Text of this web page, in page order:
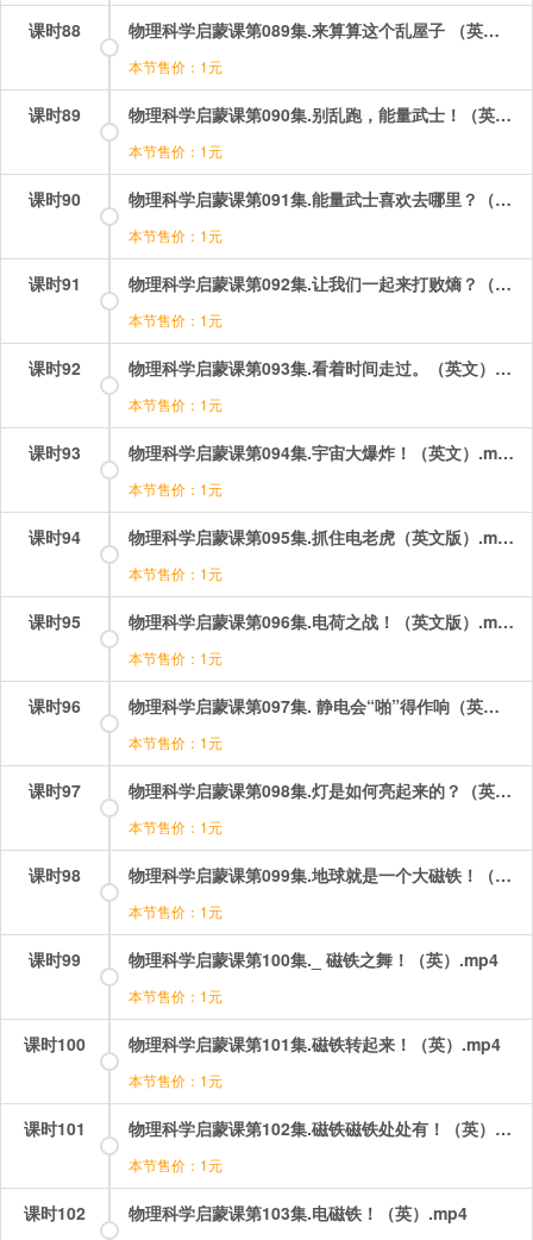
课时88 物理科学启蒙课第089集.来算算这个乱屋子 （英文版）.mp4
本节售价：1元
课时89 物理科学启蒙课第090集.别乱跑，能量武士！（英文）.mp4
本节售价：1元
课时90 物理科学启蒙课第091集.能量武士喜欢去哪里？（英文）.mp4
本节售价：1元
课时91 物理科学启蒙课第092集.让我们一起来打败熵？（英文）.mp4
本节售价：1元
课时92 物理科学启蒙课第093集.看着时间走过。（英文）.mp4
本节售价：1元
课时93 物理科学启蒙课第094集.宇宙大爆炸！（英文）.mp4
本节售价：1元
课时94 物理科学启蒙课第095集.抓住电老虎（英文版）.mp4
本节售价：1元
课时95 物理科学启蒙课第096集.电荷之战！（英文版）.mp4
本节售价：1元
课时96 物理科学启蒙课第097集. 静电会“啪”得作响（英）.mp4
本节售价：1元
课时97 物理科学启蒙课第098集.灯是如何亮起来的？（英）.mp4
本节售价：1元
课时98 物理科学启蒙课第099集.地球就是一个大磁铁！（英）.mp4
本节售价：1元
课时99 物理科学启蒙课第100集._ 磁铁之舞！（英）.mp4
本节售价：1元
课时100 物理科学启蒙课第101集.磁铁转起来！（英）.mp4
本节售价：1元
课时101 物理科学启蒙课第102集.磁铁磁铁处处有！（英）.mp4
本节售价：1元
课时102 物理科学启蒙课第103集.电磁铁！（英）.mp4